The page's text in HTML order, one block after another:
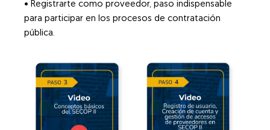
• Registrarte como proveedor, paso indispensable
para participar en los procesos de contratación